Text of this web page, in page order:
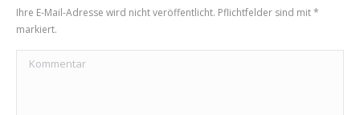
Ihre E-Mail-Adresse wird nicht veröffentlicht. Pflichtfelder sind mit*
markiert.
Kommentar